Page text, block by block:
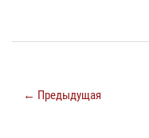
← Предыдущая